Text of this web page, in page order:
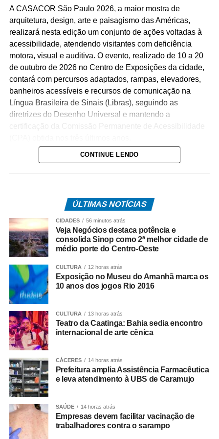
A CASACOR São Paulo 2026, a maior mostra de
arquitetura, design, arte e paisagismo das Américas,
realizará nesta edição um conjunto de ações voltadas à
acessibilidade, atendendo visitantes com deficiência
motora, visual e auditiva. O evento, realizado de 10 a 20
de outubro de 2026 no Centro de Exposições da cidade,
contará com percursos adaptados, rampas, elevadores,
banheiros acessíveis e recursos de comunicação na
Língua Brasileira de Sinais (Libras), seguindo as
diretrizes do Desenho Universal e mantendo a
O percurso acessível inclui rampas de inclinação
adequada, circulação livre para cadeiras de rodas e
acessibilidade que permitem a visita a mezaninos e aos
níveis superiores sem comprometer o conceito
arquitetônico dos projetos. Nove banheiros foram
adaptados, oferecendo cabines exclusivas, áreas
familiares e, em alguns casos, instalações para crianças
e pessoas de baixa estatura.
Diversos projetos da mostra incorporam recursos de
acessibilidade como parte da linguagem dos ambientes.
Entre eles, destaca‑se o “Nota em Linhas”, de Rafaella
Manso, que dispõe de elevador para o pavimento
superior; o Restaurante Raiz, de Marta Martins, que
integra soluções de acessibilidade ao seu layout; “A
Poética do Ritmo”, de Isabella Nalon, concebido para
receber visitantes por meio de elevador; e a Casa da
Marcenaria Brasileira, de João Panaggio, equipada com
plataforma elevatória para percursos completos. Outros
ambientes, como o banheiro Galeria (Carlos Navarro) e o
Spa Raízes (Marcos Serrano Miralles), também contam
com adaptações específicas.
CONTINUE LENDO
ÚLTIMAS NOTÍCIAS
CIDADES 56 minutos atrás
Veja Negócios destaca potência e
consolida Sinop como 2ª melhor cidade de
médio porte do Centro-Oeste
CULTURA 12 horas atrás
Exposição no Museu do Amanhã marca os
10 anos dos jogos Rio 2016
CULTURA 13 horas atrás
Teatro da Caatinga: Bahia sedia encontro
internacional de arte cênica
CÁCERES 14 horas atrás
Prefeitura amplia Assistência Farmacêutica
e leva atendimento à UBS de Caramujo
SAÚDE 14 horas atrás
Empresas devem facilitar vacinação de
trabalhadores contra o sarampo